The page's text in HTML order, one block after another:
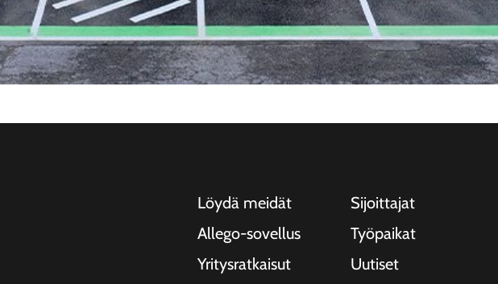
Löydä meidät
Allego-sovellus
Yritysratkaisut
Sijoittajat
Työpaikat
Uutiset